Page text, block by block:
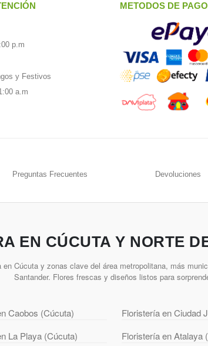
p.m
y Festivos
a.m
METODOS DE PAGO
Preguntas Frecuentes Devoluciones
EN CÚCUTA Y NORTE
Cúcuta y zonas clave del área metropolitana, más
Santander. Flores frescas y diseños listos para
Caobos (Cúcuta) Floristería en Ciudad
La Playa (Cúcuta) Floristería en Atalaya